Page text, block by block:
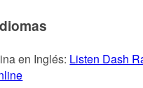
en Inglés: Listen Dash